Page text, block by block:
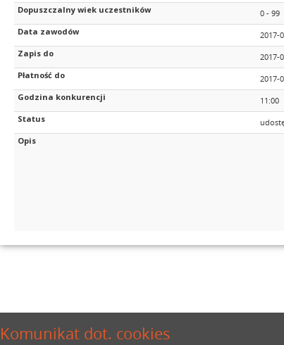
Komunikat dot. cookies
Dopuszczalny wiek uczestników
0 - 99
Data zawodów
2017-
Zapis do
2017-
Płatność do
2017-
Godzina konkurencji
11:00
Status
Opis